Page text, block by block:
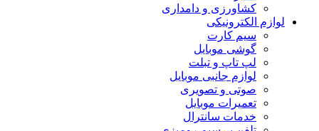
کشاورزی و دامداری
لوازم الکترونیکی
سیم کارت
گوشی موبایل
لپ تاپ و تبلت
لوازم جانبی موبایل
صوتی و تصویری
تعمیرات موبایل
خدمات سانترال